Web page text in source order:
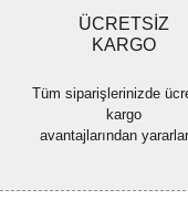
ÜCRETSİZ
KARGO
Tüm siparişlerinizde
kargo
avantajlarından